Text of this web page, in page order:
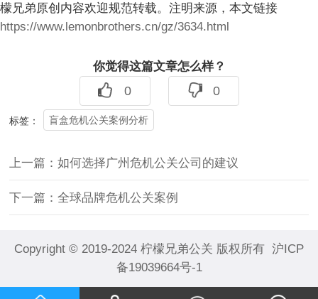
檬兄弟原创内容欢迎规范转载。注明来源，本文链接
https://www.lemonbrothers.cn/gz/3634.html
你觉得这篇文章怎么样？
0 0
标签： 盲盒危机公关案例分析
上一篇：如何选择广州危机公关公司的建议
下一篇：全球品牌危机公关案例
Copyright © 2019-2024 柠檬兄弟公关 版权所有 沪ICP
备19039664号-1